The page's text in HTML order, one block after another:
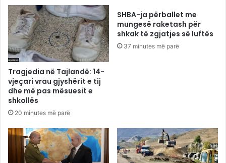
Tragjedia në Tajlandë: 14-
vjeçari vrau gjyshërit e tij
dhe më pas mësuesit e
shkollës
20 minutes më parë
SHBA-ja përballet me
mungesë raketash për
shkak të zgjatjes së luftës
37 minutes më parë